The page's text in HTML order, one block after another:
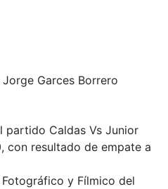
Garces Borrero
partido Caldas Vs Junior
con resultado de empate a
y Fílmico del